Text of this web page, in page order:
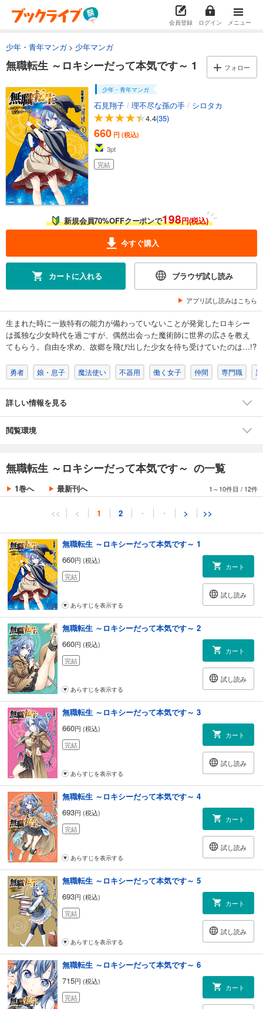
会員登録 ログイン メニュー
少年・青年マンガ 少年マンガ
無職転生 ～ロキシーだって本気です～ 1 フォロー
少年・青年マンガ
石見翔子 / 理不尽な孫の手 / シロタカ
4.4(35)
660 円 (税込)
3pt
完結
新規会員70%OFFクーポンで198円(税込)
今すぐ購入
カートに入れる ブラウザ試し読み
アプリ試し読みはこちら
生まれた時に一族特有の能力が備わっていないことが発覚したロキシー
は孤独な少女時代を過ごすが、偶然出会った魔術師に世界の広さを教え
てもらう。自由を求め、故郷を飛び出した少女を待ち受けていたのは…!?
勇者 娘・息子 魔法使い 不器用 働く女子 仲間 専門職
詳しい情報を見る
閲覧環境
無職転生 ～ロキシーだって本気です～ の一覧
1巻へ 最新刊へ 1～10件目 / 12件
<< < 1 2 ・ ・ > >>
無職転生 ～ロキシーだって本気です～ 1
660円 (税込)
完結
カート
試し読み
あらすじを表示する
無職転生 ～ロキシーだって本気です～ 2
660円 (税込)
完結
カート
試し読み
あらすじを表示する
無職転生 ～ロキシーだって本気です～ 3
660円 (税込)
完結
カート
試し読み
あらすじを表示する
無職転生 ～ロキシーだって本気です～ 4
693円 (税込)
完結
カート
試し読み
あらすじを表示する
無職転生 ～ロキシーだって本気です～ 5
693円 (税込)
完結
カート
試し読み
あらすじを表示する
無職転生 ～ロキシーだって本気です～ 6
715円 (税込)
完結
カート